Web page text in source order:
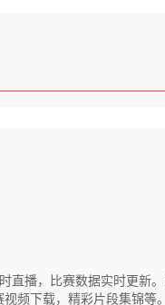
直播，比赛数据实时更新
频下载，精彩片段集锦等